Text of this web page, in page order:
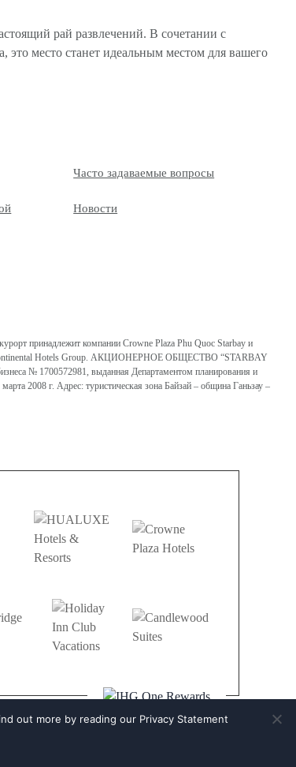
рай развлечений. В сочетании с
это место станет идеальным местом для вашего
Часто задаваемые вопросы
Новости
принадлежит компании Crowne Plaza Phu Quoc Starbay и
Hotels Group. АКЦИОНЕРНОЕ ОБЩЕСТВО “STARBAY
№ 1700572981, выданная Департаментом планирования и
2008 г. Адрес: туристическая зона Байзай – община Ганьзау –
out more by reading our Privacy Statement